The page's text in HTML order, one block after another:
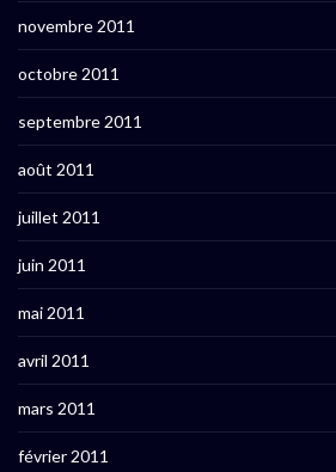
novembre 2011
octobre 2011
septembre 2011
août 2011
juillet 2011
juin 2011
mai 2011
avril 2011
mars 2011
février 2011